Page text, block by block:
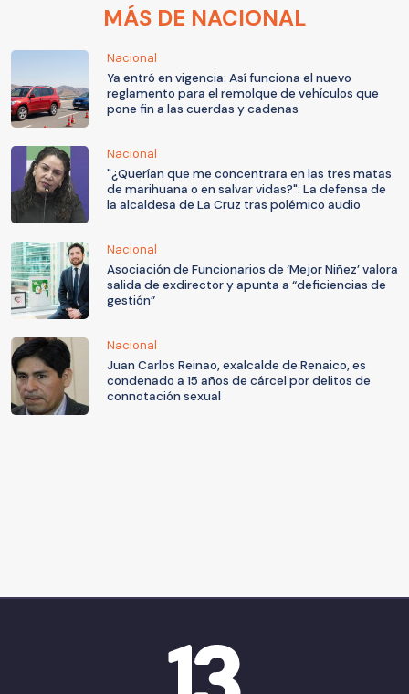
MÁS DE NACIONAL
Nacional
Ya entró en vigencia: Así funciona el nuevo
reglamento para el remolque de vehículos que
pone fin a las cuerdas y cadenas
Nacional
"¿Querían que me concentrara en las tres matas
de marihuana o en salvar vidas?": La defensa de
la alcaldesa de La Cruz tras polémico audio
Nacional
Asociación de Funcionarios de ‘Mejor Niñez’ valora
salida de exdirector y apunta a “deficiencias de
gestión”
Nacional
Juan Carlos Reinao, exalcalde de Renaico, es
condenado a 15 años de cárcel por delitos de
connotación sexual